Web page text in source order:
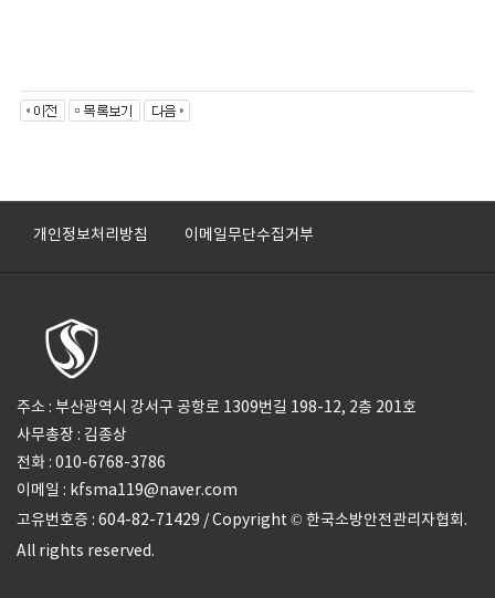
개인정보처리방침 이메일무단수집거부
주소 : 부산광역시 강서구 공항로 1309번길 198-12, 2층 201호
사무총장 : 김종상
전화 : 010-6768-3786
이메일 : kfsma119@naver.com
고유번호증 : 604-82-71429 / Copyright © 한국소방안전관리자협회.
All rights reserved.